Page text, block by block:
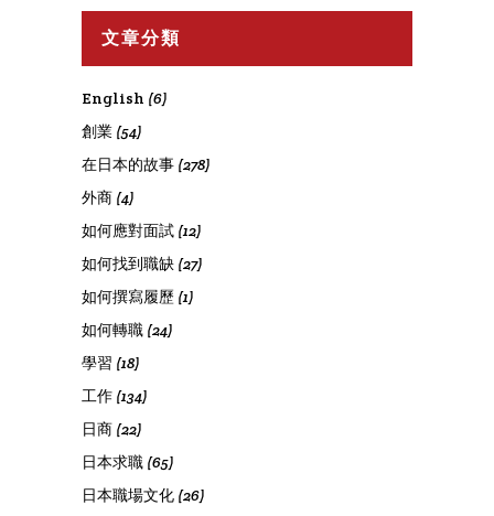
文章分類
English (6)
創業 (54)
在日本的故事 (278)
外商 (4)
如何應對面試 (12)
如何找到職缺 (27)
如何撰寫履歷 (1)
如何轉職 (24)
學習 (18)
工作 (134)
日商 (22)
日本求職 (65)
日本職場文化 (26)